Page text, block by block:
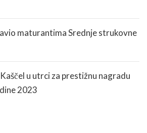
maturantima Srednje strukovne
u utrci za prestižnu nagradu
2023